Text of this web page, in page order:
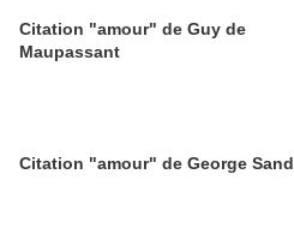
Citation "amour" de Guy de
Maupassant
Citation "amour" de George Sand